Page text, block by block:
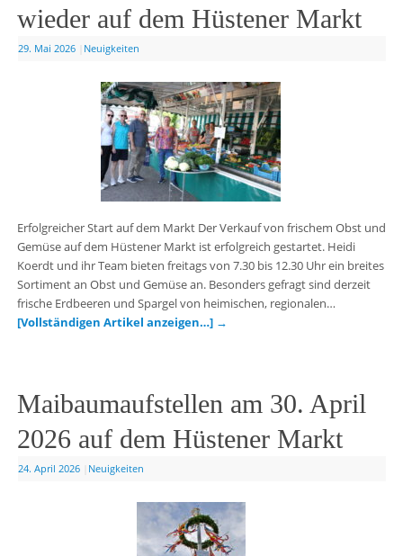
wieder auf dem Hüstener Markt
29. Mai 2026 Neuigkeiten
Erfolgreicher Start auf dem Markt Der Verkauf von frischem Obst und
Gemüse auf dem Hüstener Markt ist erfolgreich gestartet. Heidi
Koerdt und ihr Team bieten freitags von 7.30 bis 12.30 Uhr ein breites
Sortiment an Obst und Gemüse an. Besonders gefragt sind derzeit
frische Erdbeeren und Spargel von heimischen, regionalen…
[Vollständigen Artikel anzeigen…] →
Maibaumaufstellen am 30. April
2026 auf dem Hüstener Markt
24. April 2026 Neuigkeiten